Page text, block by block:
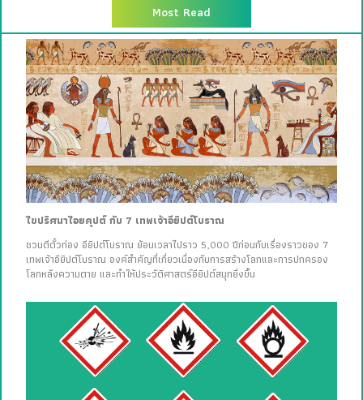
Most Read
ไขปริศนาไอยคุปต์ กับ 7 เทพเจ้าอียิปต์โบราณ
ชวนตีตั๋วท่อง อียิปต์โบราณ ย้อนเวลาไปราว 5,000 ปีก่อนกับเรื่องราวของ 7
เทพเจ้าอียิปต์โบราณ องค์สำคัญที่เกี่ยวเนื่องกับการสร้างโลกและการปกครอง
โลกหลังความตาย และทำให้ประวัติศาสตร์อียิปต์สนุกยิ่งขึ้น